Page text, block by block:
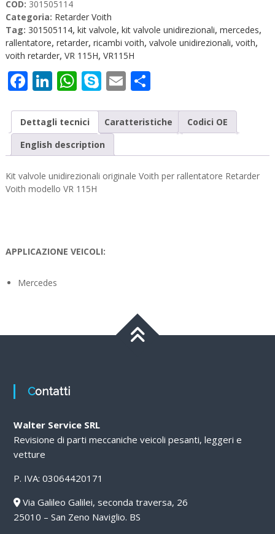
Voith
301505114
quantità
COD: 301505114
Categoria: Retarder Voith
Tag: 301505114, kit valvole, kit valvole unidirezionali, mercedes,
rallentatore, retarder, ricambi voith, valvole unidirezionali, voith,
voith retarder, VR 115H, VR115H
Facebook
LinkedIn
WhatsApp
Skype
EmailCondividi
Dettagli tecnici Caratteristiche
Codici OE
English description
Kit valvole unidirezionali originale Voith per rallentatore Retarder
Voith modello VR 115H
APPLICAZIONE VEICOLI:
Mercedes
Contatti
Walter Service SRL
Revisione di parti meccaniche veicoli pesanti, leggeri e
vetture
P. IVA: 03064420171
Via Galileo Galilei, seconda traversa, 26
25010 – San Zeno Naviglio. BS